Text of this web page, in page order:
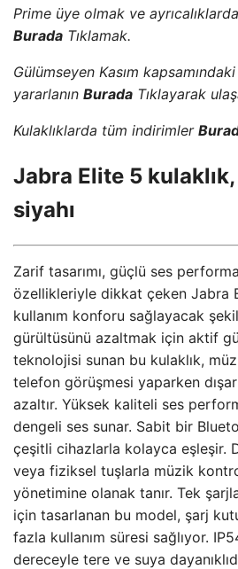
Prime üye olmak ve
Burada Tıklamak.
Gülümseyen Kasım
yararlanın Burada Tıklayarak
Kulaklıklarda tüm indirimler
Jabra Elite 5
siyahı
Zarif tasarımı, güçlü ses
özellikleriyle dikkat çeken Jabra
kullanım konforu sağlayacak
gürültüsünü azaltmak için aktif
teknolojisi sunan bu kulaklık,
telefon görüşmesi yaparken
azaltır. Yüksek kaliteli ses
dengeli ses sunar. Sabit bir
çeşitli cihazlarla kolayca eşleşir.
veya fiziksel tuşlarla müzik
yönetimine olanak tanır. Tek
için tasarlanan bu model, şarj
fazla kullanım süresi sağlıyor.
dereceyle tere ve suya